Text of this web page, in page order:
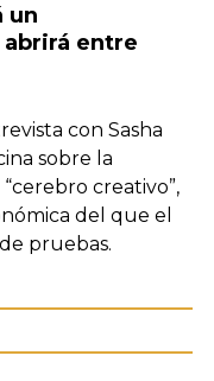
un
entre
con Sasha
sobre la
creativo”,
del que el
pruebas.